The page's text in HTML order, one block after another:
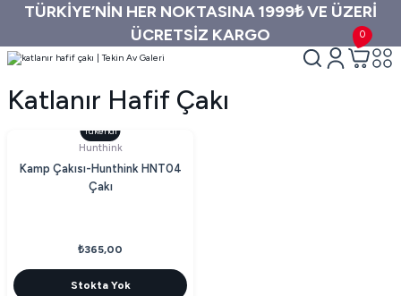
TÜRKİYE’NİN HER NOKTASINA 1999₺ VE ÜZERİ
ÜCRETSİZ KARGO
0
Katlanır Hafif Çakı
Tükendi
Hunthink
Kamp Çakısı-Hunthink HNT04
Çakı
₺365,00
Stokta Yok